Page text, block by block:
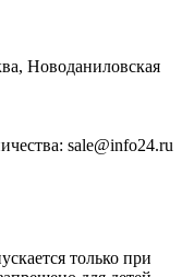
Новоданиловская
sale@info24.ru
только при